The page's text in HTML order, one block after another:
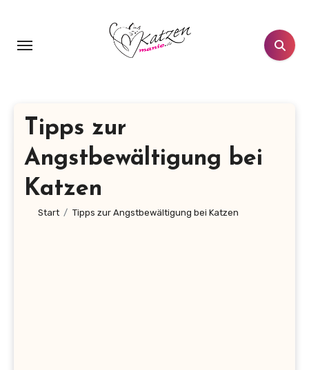
springen
Tipps zur
Angstbewältigung bei
Katzen
Start Tipps zur Angstbewältigung bei Katzen